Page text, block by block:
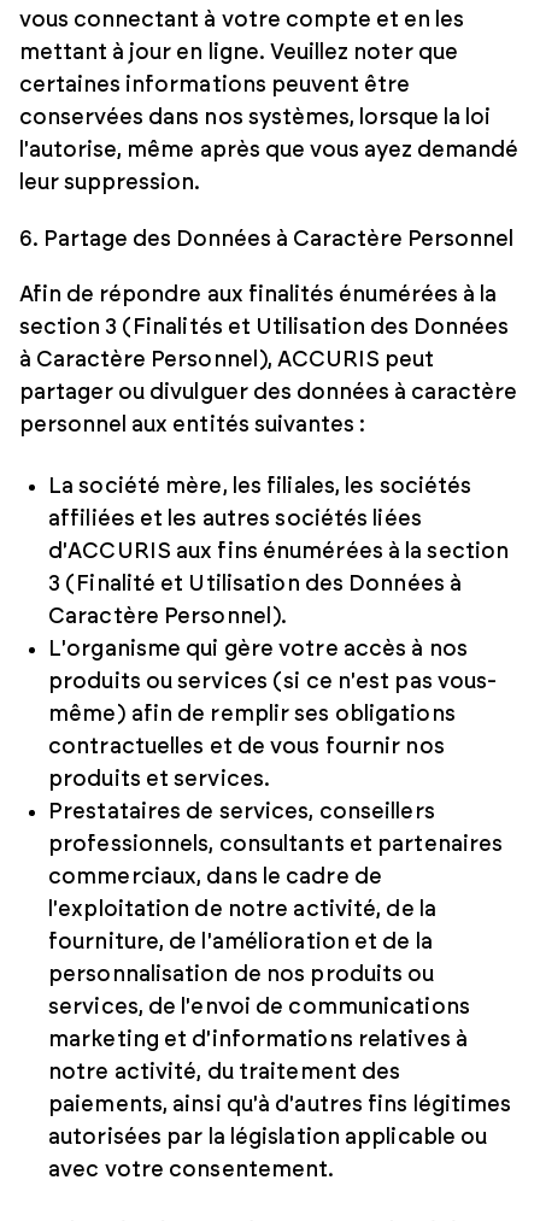
vous connectant à votre compte et en les
mettant à jour en ligne. Veuillez noter que
certaines informations peuvent être
conservées dans nos systèmes, lorsque la loi
l'autorise, même après que vous ayez demandé
leur suppression.
6. Partage des Données à Caractère Personnel
Afin de répondre aux finalités énumérées à la
section 3 (Finalités et Utilisation des Données
à Caractère Personnel), ACCURIS peut
partager ou divulguer des données à caractère
personnel aux entités suivantes :
La société mère, les filiales, les sociétés
affiliées et les autres sociétés liées
d'ACCURIS aux fins énumérées à la section
3 (Finalité et Utilisation des Données à
Caractère Personnel).
L'organisme qui gère votre accès à nos
produits ou services (si ce n'est pas vous-
même) afin de remplir ses obligations
contractuelles et de vous fournir nos
produits et services.
Prestataires de services, conseillers
professionnels, consultants et partenaires
commerciaux, dans le cadre de
l'exploitation de notre activité, de la
fourniture, de l'amélioration et de la
personnalisation de nos produits ou
services, de l'envoi de communications
marketing et d'informations relatives à
notre activité, du traitement des
paiements, ainsi qu'à d'autres fins légitimes
autorisées par la législation applicable ou
avec votre consentement.